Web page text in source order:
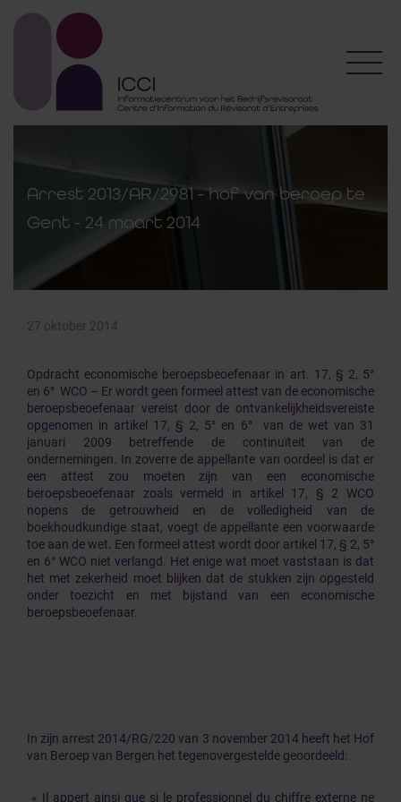
Arrest 2013/AR/2981 - hof van beroep te
Gent - 24 maart 2014
27 oktober 2014
Opdracht economische beroepsbeoefenaar in art. 17, § 2, 5°
en 6° WCO – Er wordt geen formeel attest van de economische
beroepsbeoefenaar vereist door de ontvankelijkheidsvereiste
opgenomen in artikel 17, § 2, 5° en 6° van de wet van 31
januari 2009
betreffende de continuïteit van de
ondernemingen. In zoverre de appellante van oordeel is dat er
een attest zou moeten zijn van een economische
beroepsbeoefenaar zoals vermeld in artikel 17, § 2 WCO
nopens de getrouwheid en de volledigheid van de
boekhoudkundige staat, voegt de appellante een voorwaarde
toe aan de wet. Een formeel attest wordt door artikel 17, § 2, 5°
en 6° WCO niet verlangd. Het enige wat moet vaststaan is dat
het met zekerheid moet blijken dat de stukken zijn opgesteld
onder toezicht en met bijstand van een economische
beroepsbeoefenaar.
In zijn arrest 2014/RG/220 van 3 november 2014 heeft het Hof
van Beroep van Bergen het tegenovergestelde geoordeeld:
« Il appert ainsi que si le professionnel du chiffre externe ne